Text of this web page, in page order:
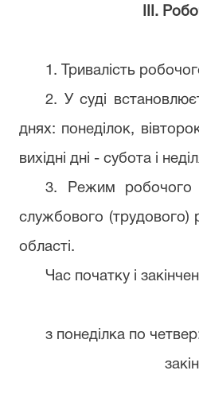
ІІІ.
1. Тривалість
2. У суді
днях: понеділок,
вихідні дні - субота і
3. Режим робочого
службового (трудового)
області.
Час початку і
з понеділка по